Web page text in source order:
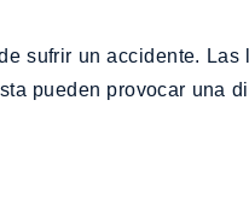
sufrir un accidente.
pueden provocar una